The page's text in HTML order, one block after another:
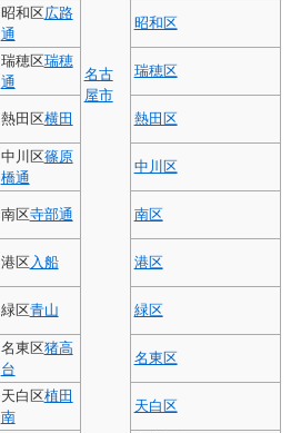
名古
屋市
昭和区広路
通
昭和区
瑞穂区瑞穂
通
瑞穂区
熱田区横田 熱田区
中川区篠原
橋通
中川区
南区寺部通 南区
港区入船 港区
緑区青山 緑区
名東区猪高
台
名東区
天白区植田
南
天白区